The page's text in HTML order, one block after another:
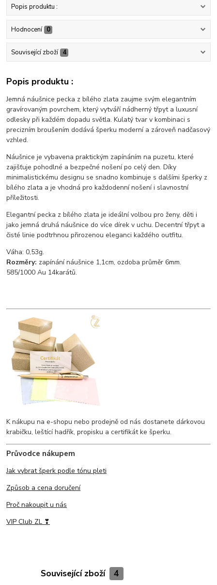
Popis produktu :
Hodnocení 0
Související zboží 4
Popis produktu :
Jemná náušnice pecka z bílého zlata zaujme svým elegantním
gravírovaným povrchem, který vytváří nádherný třpyt a luxusní
odlesky při každém dopadu světla. Kulatý tvar v kombinaci s
precizním broušením dodává šperku moderní a zároveň nadčasový
vzhled.
Náušnice je vybavena praktickým zapínáním na puzetu, které
zajišťuje pohodlné a bezpečné nošení po celý den. Díky
minimalistickému designu se snadno kombinuje s dalšími šperky z
bílého zlata a je vhodná pro každodenní nošení i slavnostní
příležitosti.
Elegantní pecka z bílého zlata je ideální volbou pro ženy, děti i
jako jemná druhá náušnice do více dírek v uchu. Decentní třpyt a
čisté linie podtrhnou přirozenou eleganci každého outfitu.
Váha: 0,53g.
Rozměry: zapínání náušnice 1,1cm, ozdoba průměr 6mm.
585/1000 Au 14karátů.
K nákupu na e-shopu nebo prodejně od nás dostanete dárkovou
krabičku, leštící hadřík, propisku a certifikát ke šperku.
Průvodce nákupem
Jak vybrat šperk podle tónu pleti
Způsob a cena doručení
Proč nakoupit u nás
VIP Club ZL ❣
Související zboží 4